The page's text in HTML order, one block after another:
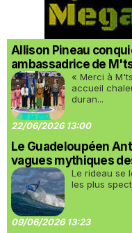
Allison Pineau
ambassadrice de
« Merci à
accueil
duran...
22/06/2026 13:00
Le Guadeloupéen
vagues mythiques
Le rideau se
les plus
09/06/2026 13:23